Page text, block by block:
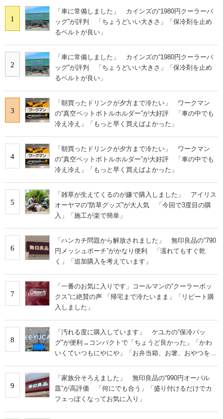
1
「車に常備しました」 カインズの“1980円クーラーバ
ッグ”が評判 「ちょうどいい大きさ」「保冷剤を止め
るベルトが良い」
2
「車に常備しました」 カインズの“1980円クーラーバ
ッグ”が評判 「ちょうどいい大きさ」「保冷剤を止め
るベルトが良い」
3
「朝買ったドリンクが夕方まで冷たい」 ワークマン
の“真空ペットボトルホルダー”が大好評 「車の中でも
冷え冷え」「もっと早く買えばよかった」
4
「朝買ったドリンクが夕方まで冷たい」 ワークマン
の“真空ペットボトルホルダー”が大好評 「車の中でも
冷え冷え」「もっと早く買えばよかった」
5
「雑草が生えてくるのが嫌で購入しました」 アイリス
オーヤマの“防草グッズ”が大人気 「今回で3度目の購
入」「施工が楽で簡単」
6
「ハンカチ問題から解放されました」 無印良品の“790
円メッシュポーチ”がかなり便利 「濡れてもすぐ乾
く」「追加購入を考えています」
7
「一番のお気に入りです」コールマンの“クーラーボッ
クス”に絶賛の声 「帰宅まで冷たいまま」「リピート購
入しました」
8
「汚れる度に購入しています」 ケユカの“保冷バッ
グ”が便利→コンパクトで「ちょうど良かった」「かわ
いくていつもにやにや」「お弁当箱、お箸、おやつを入
9
「家族分そろえました」 無印良品の“990円オーバル
皿”が高評価 「何にでも合う」「盛り付けるだけでカ
フェっぽくなってお気に入り」